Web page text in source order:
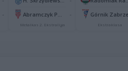
Metalkas 2. Ekstraliga
Górnik Zabrze
Ekstraklasa